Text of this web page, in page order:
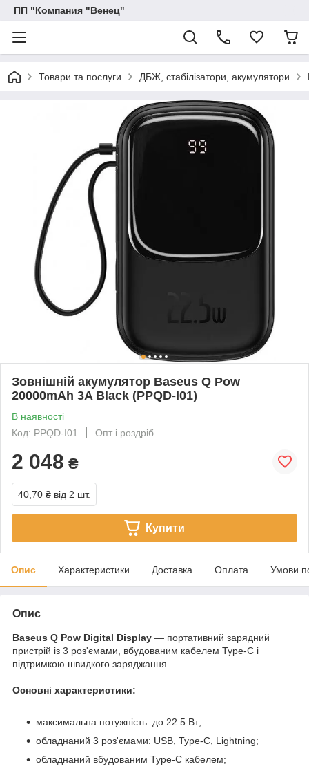
ПП "Компания "Венец"
Товари та послуги ДБЖ, стабілізатори, акумулятори
Зовнішній акумулятор Baseus Q Pow
20000mAh 3A Black (PPQD-I01)
В наявності
Код: PPQD-I01
Опт і роздріб
2 048 ₴
40,70 ₴ від 2 шт.
Купити
Опис Характеристики Доставка Оплата Умови
Опис
Baseus Q Pow Digital Display — портативний зарядний
пристрій із 3 роз'ємами, вбудованим кабелем Type-C і
підтримкою швидкого заряджання.
Основні характеристики:
максимальна потужність: до 22.5 Вт;
обладнаний 3 роз'ємами: USB, Type-C, Lightning;
обладнаний вбудованим Type-C кабелем;